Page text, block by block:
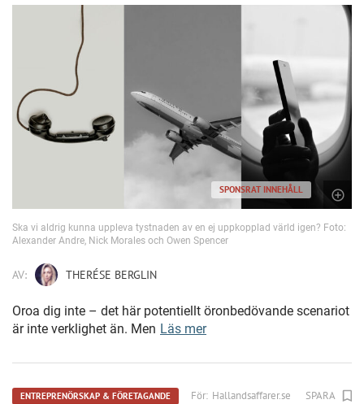
SPONSRAT INNEHÅLL
Ska vi aldrig kunna uppleva tystnaden av en ej uppkopplad värld igen? Foto:
Alexander Andre, Nick Morales och Owen Spencer
AV: THERÉSE BERGLIN
Oroa dig inte – det här potentiellt öronbedövande scenariot
är inte verklighet än. Men Läs mer
ENTREPRENÖRSKAP & FÖRETAGANDE För: Hallandsaffarer.se SPARA